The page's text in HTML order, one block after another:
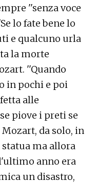
''senza voce
lo fate bene lo
e qualcuno urla
la morte
''Quando
in pochi e poi
alle
piove i preti se
da solo, in
statua ma allora
anno era
un disastro,